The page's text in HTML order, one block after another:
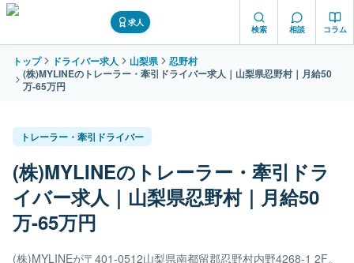
求人
検索 相談 コラム
トップ ドライバー求人 山梨県
忍野村
(株)MYLINEのトレーラー・牽引ドライバー求人｜山梨県忍野村｜月給50
万-65万円
トレーラー・牽引ドライバー
(株)MYLINEのトレーラー・牽引ドラ
イバー求人｜山梨県忍野村｜月給50
万-65万円
(株)MYLINEが〒401-0512山梨県南都留郡忍野村内野4268-1 2F。